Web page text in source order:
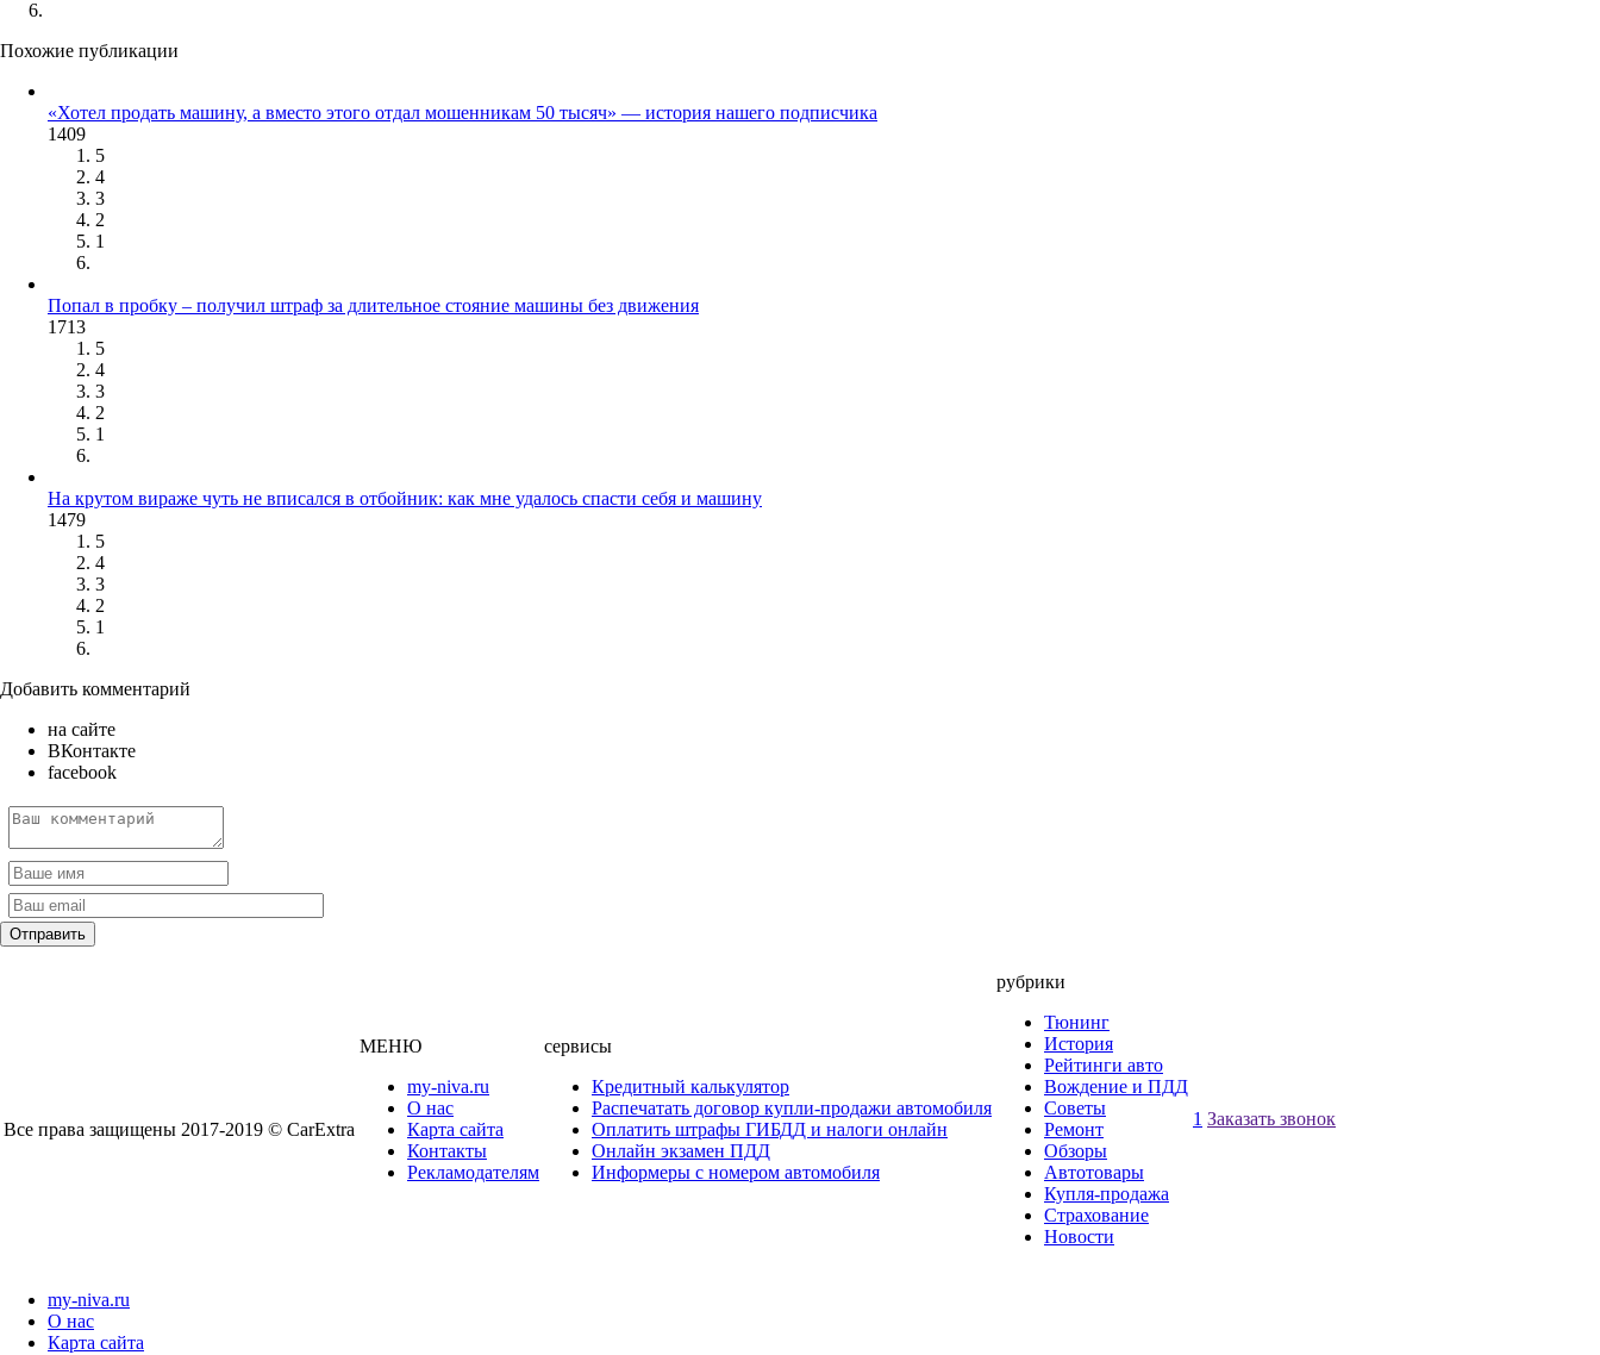
Похожие публикации
«Хотел продать машину, а вместо этого отдал мошенникам 50 тысяч» — история нашего подписчика
1409
5
4
3
2
1
Попал в пробку – получил штраф за длительное стояние машины без движения
1713
5
4
3
2
1
На крутом вираже чуть не вписался в отбойник: как мне удалось спасти себя и машину
1479
5
4
3
2
1
Добавить комментарий
на сайте
ВКонтакте
facebook
Все права защищены 2017-2019 © CarExtra
МЕНЮ
my-niva.ru
О нас
Карта сайта
Контакты
Рекламодателям
сервисы
Кредитный калькулятор
Распечатать договор купли-продажи автомобиля
Оплатить штрафы ГИБДД и налоги онлайн
Онлайн экзамен ПДД
Информеры с номером автомобиля
рубрики
Тюнинг
История
Рейтинги авто
Вождение и ПДД
Советы
Ремонт
Обзоры
Автотовары
Купля-продажа
Страхование
Новости
1 Заказать звонок
my-niva.ru
О нас
Карта сайта